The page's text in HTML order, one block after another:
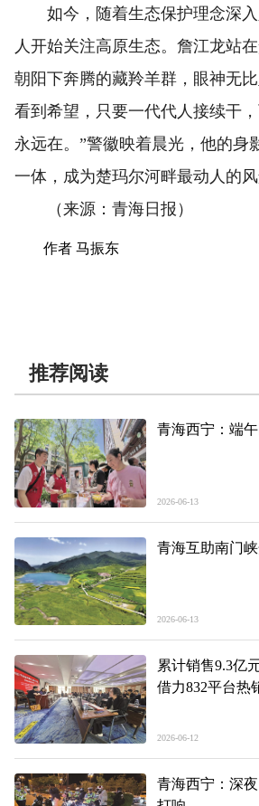
如今，随着生态保护理念深入
人开始关注高原生态。詹江龙站
朝阳下奔腾的藏羚羊群，眼神无
看到希望，只要一代代人接续干
永远在。”警徽映着晨光，他的身
一体，成为楚玛尔河畔最动人的风
（来源：青海日报）
作者 马振东
推荐阅读
青海西宁：端
2026-06-13
青海互助南门
2026-06-13
累计销售9.3亿
借力832平台热
2026-06-12
青海西宁：深